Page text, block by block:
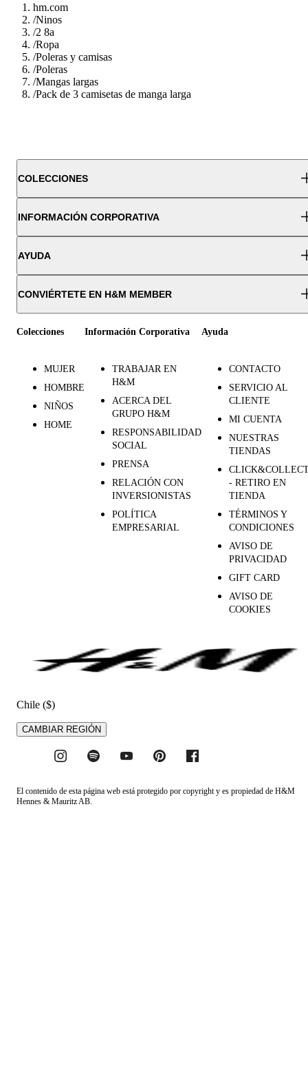
hm.com
/Ninos
/2 8a
/Ropa
/Poleras y camisas
/Poleras
/Mangas largas
/Pack de 3 camisetas de manga larga
COLECCIONES
INFORMACIÓN CORPORATIVA
AYUDA
CONVIÉRTETE EN H&M MEMBER
Colecciones
MUJER
HOMBRE
NIÑOS
HOME
Información Corporativa
TRABAJAR EN
H&M
ACERCA DEL
GRUPO H&M
RESPONSABILIDAD
SOCIAL
PRENSA
RELACIÓN CON
INVERSIONISTAS
POLÍTICA
EMPRESARIAL
Ayuda
CONTACTO
SERVICIO AL
CLIENTE
MI CUENTA
NUESTRAS
TIENDAS
- RETIRO EN
TIENDA
TÉRMINOS Y
CONDICIONES
AVISO DE
PRIVACIDAD
GIFT CARD
AVISO DE
COOKIES
Chile ($)
CAMBIAR REGIÓN
El contenido de esta página web está protegido por copyright y es propiedad de H&M
Hennes & Mauritz AB.